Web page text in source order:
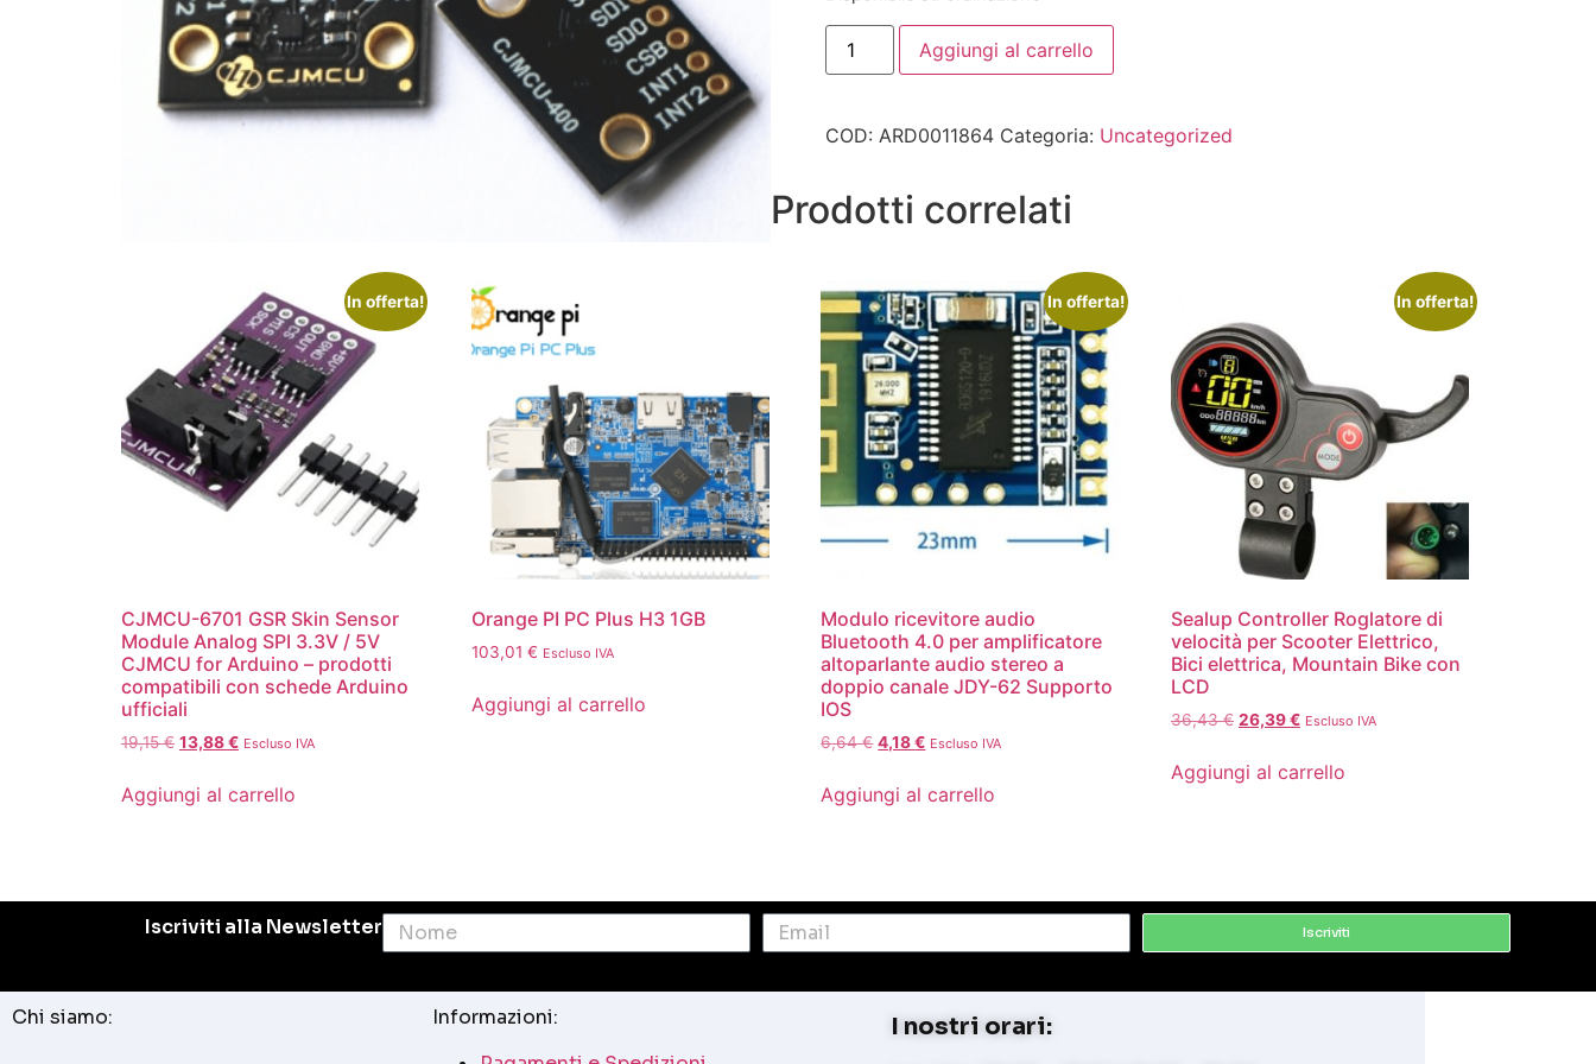
Aggiungi al carrello
COD: ARD0011864 Categoria: Uncategorized
Prodotti correlati
In offerta!
CJMCU-6701 GSR Skin Sensor
Module Analog SPI 3.3V / 5V
CJMCU for Arduino – prodotti
compatibili con schede Arduino
ufficiali
19,15€ 13,88€ Escluso IVA
Aggiungi al carrello
Orange PI PC Plus H3 1GB
103,01 € Escluso IVA
Aggiungi al carrello
In offerta!
Modulo ricevitore audio
Bluetooth 4.0 per amplificatore
altoparlante audio stereo a
doppio canale JDY-62 Supporto
IOS
6,64€ 4,18€ Escluso IVA
Aggiungi al carrello
In offerta!
Sealup Controller Roglatore di
velocità per Scooter Elettrico,
Bici elettrica, Mountain Bike con
LCD
36,43€ 26,39€ Escluso IVA
Aggiungi al carrello
Iscriviti alla Newsletter Iscriviti
Chi siamo:
Informazioni:
I nostri orari: